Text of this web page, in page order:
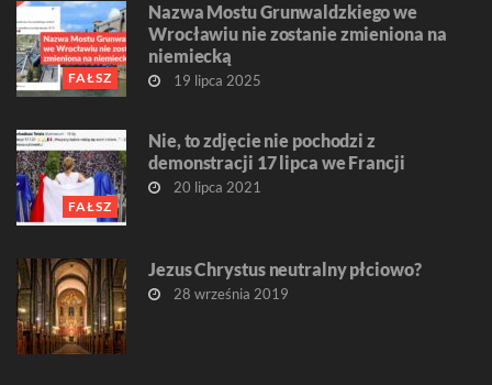
FAŁSZ
Nazwa Mostu Grunwaldzkiego we
Wrocławiu nie zostanie zmieniona na
niemiecką
19 lipca 2025
FAŁSZ
Nie, to zdjęcie nie pochodzi z
demonstracji 17 lipca we Francji
20 lipca 2021
Jezus Chrystus neutralny płciowo?
28 września 2019